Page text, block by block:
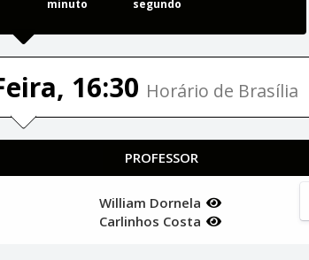
minuto segundo
16:30 Horário de Brasília
PROFESSOR
William Dornela
Carlinhos Costa